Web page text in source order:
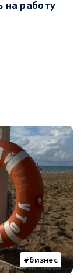
на работу
бизнес